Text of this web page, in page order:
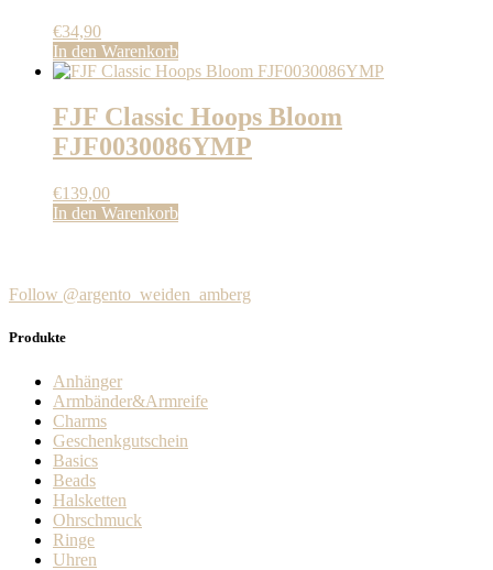
€34,90
In den Warenkorb
FJF Classic Hoops Bloom
FJF0030086YMP
€139,00
In den Warenkorb
Follow @argento_weiden_amberg
Produkte
Anhänger
Armbänder&Armreife
Charms
Geschenkgutschein
Basics
Beads
Halsketten
Ohrschmuck
Ringe
Uhren